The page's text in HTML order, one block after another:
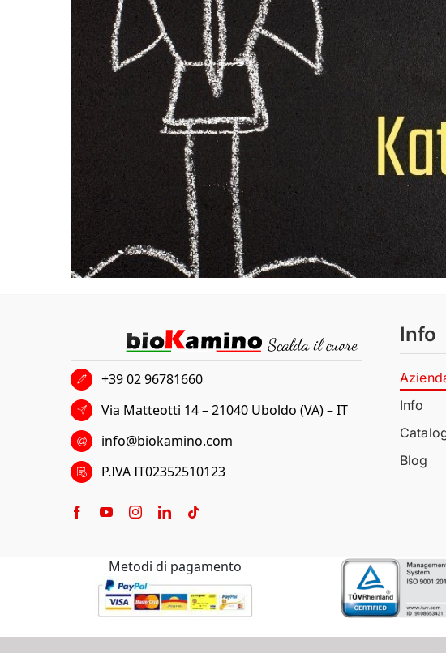
+39 02 96781660
Via Matteotti 14 – 21040 Uboldo (VA) – IT
info@biokamino.com
P.IVA IT02352510123
Info
Info
Blog
Metodi di pagamento